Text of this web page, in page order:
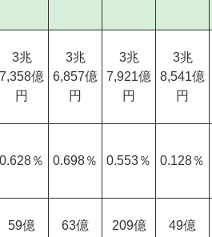
3兆
7,358億
円
3兆
6,857億
円
3兆
7,921億
円
3兆
8,541億
円
0.628％ 0.698％ 0.553％ 0.128％
59億
63億
209億
49億